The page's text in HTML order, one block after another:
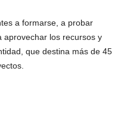
a formarse, a probar
aprovechar los recursos y
que destina más de 45